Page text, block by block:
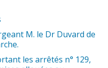
M. le Dr Duvard de
les arrêtés n° 129,